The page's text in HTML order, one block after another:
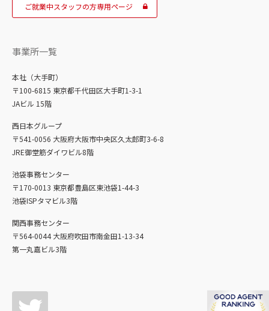
ご就業中スタッフの方専用ページ
事業所一覧
本社（大手町）
〒100-6815 東京都千代田区大手町1-3-1
JAビル 15階
西日本グループ
〒541-0056 大阪府大阪市中央区久太郎町3-6-8
JRE御堂筋ダイワビル8階
池袋事務センター
〒170-0013 東京都豊島区東池袋1-44-3
池袋ISPタマビル3階
関西事務センター
〒564-0044 大阪府吹田市南金田1-13-34
第一丸嘉ビル3階